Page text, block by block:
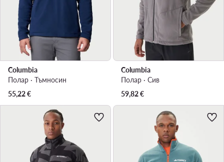
Columbia
Полар · Тъмносин
55,22€
Columbia
Полар · Сив
59,82€